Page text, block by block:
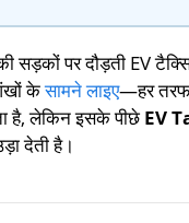
सड़कों पर दौड़ती EV
केसामने लाइए—हर तरफ
है, लेकिन इसके पीछेEV
देती है।